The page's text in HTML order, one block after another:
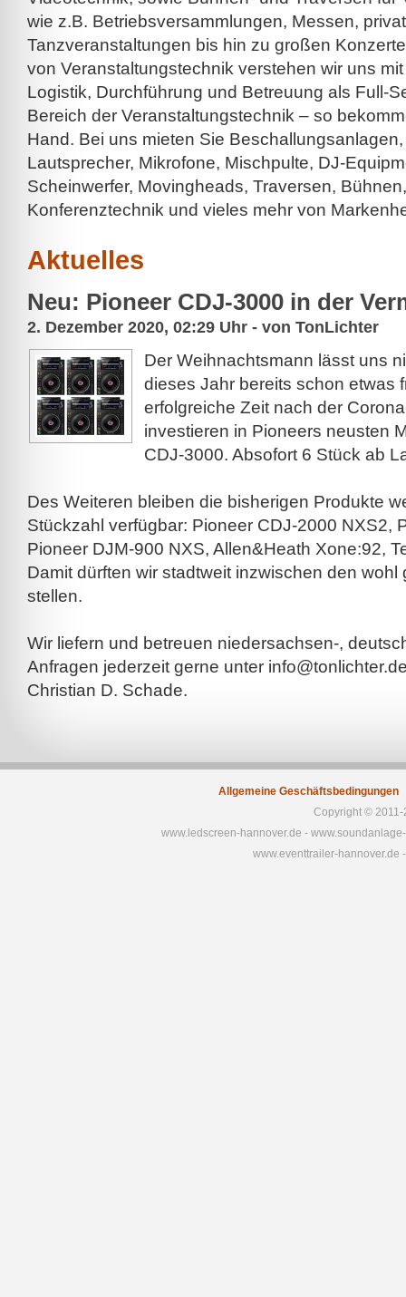
wie z.B. Betriebsversammlungen, Messen,
Tanzveranstaltungen bis hin zu großen
von Veranstaltungstechnik verstehen wir uns
Logistik, Durchführung und Betreuung als Full-
Bereich der Veranstaltungstechnik – so
Hand. Bei uns mieten Sie
Lautsprecher, Mikrofone, Mischpulte, DJ-
Scheinwerfer, Movingheads, Traversen,
Konferenztechnik und vieles mehr von
Aktuelles
Neu: Pioneer CDJ-3000 in der
2. Dezember 2020, 02:29 Uhr - von TonLichter
Der Weihnachtsmann lässt uns
dieses Jahr bereits schon etwas
erfolgreiche Zeit nach der
investieren in Pioneers neusten
CDJ-3000. Absofort 6 Stück ab
Des Weiteren bleiben die bisherigen Produkte
Stückzahl verfügbar: Pioneer CDJ-2000 NXS2,
Pioneer DJM-900 NXS, Allen&Heath Xone:92,
Damit dürften wir stadtweit inzwischen den wohl
stellen.
Wir liefern und betreuen niedersachsen-,
Anfragen jederzeit gerne unter
Christian D. Schade.
Allgemeine Geschäftsbedingungen
Copyright ©
www.ledscreen-hannover.de -
www.eventtrailer-hannover.de